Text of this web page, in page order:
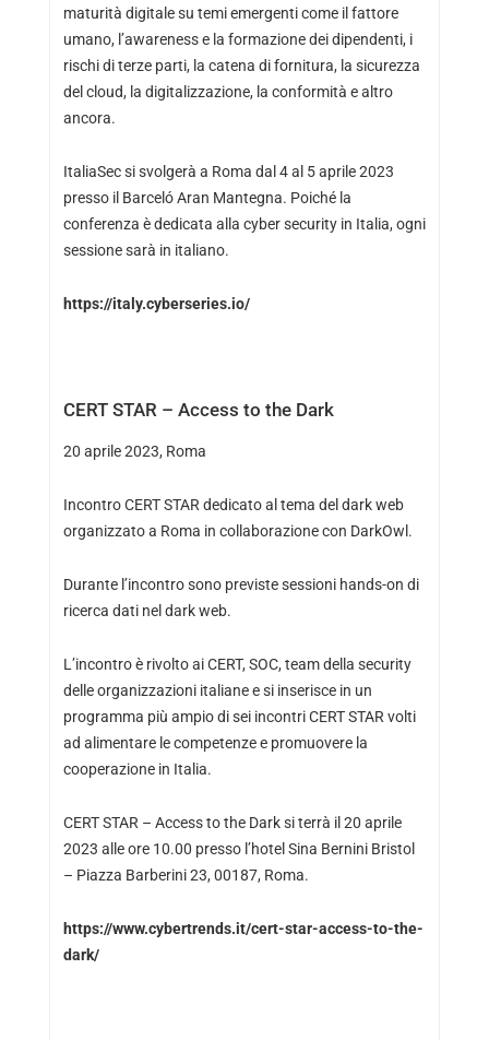
maturità digitale su temi emergenti come il fattore
umano, l’awareness e la formazione dei dipendenti, i
rischi di terze parti, la catena di fornitura, la sicurezza
del cloud, la digitalizzazione, la conformità e altro
ancora.
ItaliaSec si svolgerà a Roma dal 4 al 5 aprile 2023
presso il Barceló Aran Mantegna. Poiché la
conferenza è dedicata alla cyber security in Italia, ogni
sessione sarà in italiano.
https://italy.cyberseries.io/
CERT STAR – Access to the Dark
20 aprile 2023, Roma
Incontro CERT STAR dedicato al tema del dark web
organizzato a Roma in collaborazione con DarkOwl.
Durante l’incontro sono previste sessioni hands-on di
ricerca dati nel dark web.
L’incontro è rivolto ai CERT, SOC, team della security
delle organizzazioni italiane e si inserisce in un
programma più ampio di sei incontri CERT STAR volti
ad alimentare le competenze e promuovere la
cooperazione in Italia.
CERT STAR – Access to the Dark si terrà il 20 aprile
2023 alle ore 10.00 presso l’hotel Sina Bernini Bristol
– Piazza Barberini 23, 00187, Roma.
https://www.cybertrends.it/cert-star-access-to-the-
dark/